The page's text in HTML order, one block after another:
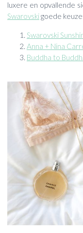
luxere en opvallende
Swarovskigoede
Swarovski
Anna + Nina
Buddha to